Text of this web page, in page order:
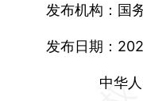
发布机构：国
发布日期：
中华